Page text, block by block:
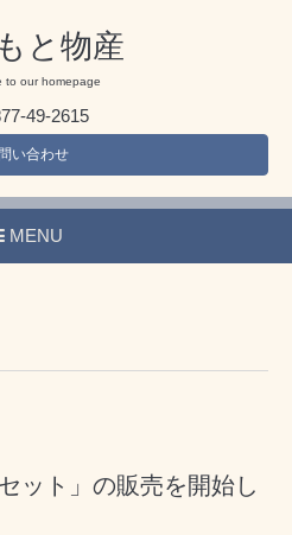
と物産
to our homepage
49-2615
い合わせ
MENU
ット」の販売を開始し